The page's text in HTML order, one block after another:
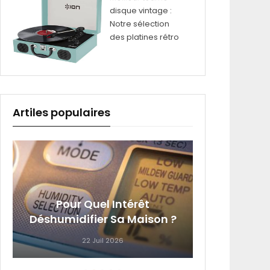
disque vintage :
Notre sélection
des platines rétro
Artiles populaires
Pour Quel Intérêt
Déshumidifier Sa Maison ?
22 Juil 2026